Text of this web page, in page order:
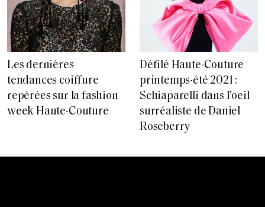
Les dernières
tendances coiffure
repérées sur la fashion
week Haute-Couture
Défilé Haute-Couture
printemps-été 2021 :
Schiaparelli dans l’oeil
surréaliste de Daniel
Roseberry